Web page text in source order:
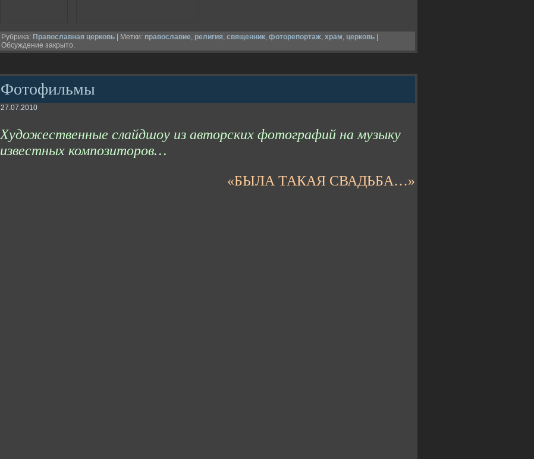
Рубрика: Православная церковь | Метки: православие, религия, священник, фоторепортаж, храм, церковь |
Обсуждение закрыто.
Фотофильмы
27.07.2010
Художественные слайдшоу из авторских фотографий на музыку
известных композиторов…
«БЫЛА ТАКАЯ СВАДЬБА…»